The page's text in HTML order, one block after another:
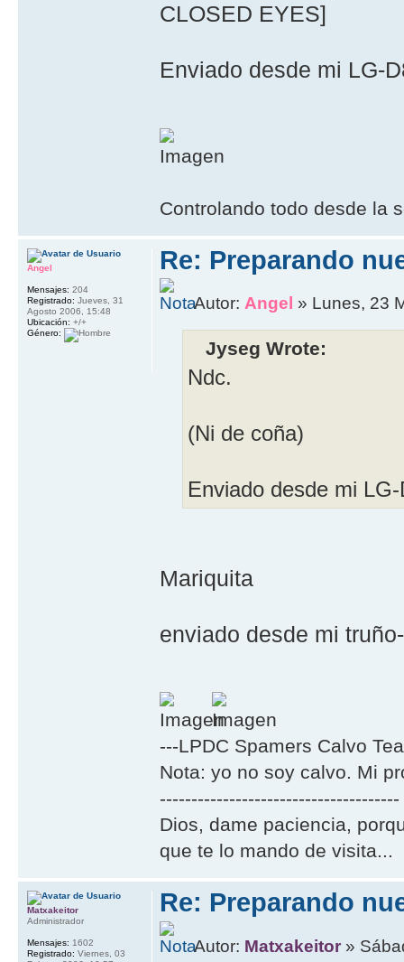
CLOSED EYES]
Enviado desde mi LG-
Controlando todo desde la
Re: Preparando
Autor:Angel » Lunes, 23
Jyseg Wrote:
Ndc.
(Ni de coña)
Enviado desde mi
Mariquita
enviado desde mi
---LPDC Spamers Calvo
Nota: yo no soy calvo. Mi
--------------------------------------
Dios, dame paciencia,
que te lo mando de visita...
Angel
Mensajes: 204
Registrado: Jueves, 31
Agosto 2006, 15:48
Ubicación: +/+
Género:
Re: Preparando
Autor: Matxakeitor »
Matxakeitor
Administrador
Mensajes: 1602
Registrado: Viernes, 03